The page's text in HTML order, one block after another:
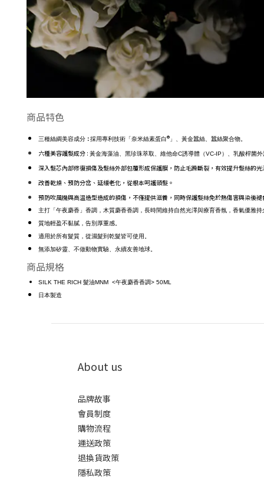
商品特色
三種絲綢美容成分 :採用專利技術 「奈米絲素蛋白® 」 、黃金蠶絲、蠶絲聚合物。
六種美容護髮成分 : 黃金海藻油、黑珍珠萃取、維他命C誘導體（VC-IP）、乳酸桿菌
深入髮芯內部修復損傷及髮絲外部包覆形成保護膜，防止毛躁斷裂，有效提升髮絲的
改善乾燥、預防分岔、延緩老化，從根本呵護頭髮。
預防吹風機與高溫造型造成的損傷，不僅提供滋養，同時保護髮絲免於熱傷害與染後褪
主打「午夜麝香」香調，木質麝香香調，長時間維持自然光澤與療育香氛，香氣優雅持
質地輕盈不黏膩，告別厚重感。
適用於所有髮質，從濕髮到乾髮皆可使用。
無添加矽靈、不做動物實驗、永續友善地球。
商品規格
SILK THE RICH 髮油MNM <午夜麝香香調> 50ML
日本製造
About us
品牌故事
會員制度
購物流程
運送政策
退換貨政策
隱私政策